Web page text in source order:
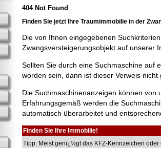
404 Not Found
Finden Sie jetzt Ihre Traumimmobilie in der
Die von Ihnen eingegebenen
Zwangsversteigerungsobjekt auf unserer
Sollten Sie durch eine Suchmaschine auf
worden sein, dann ist dieser Verweis nicht
Die Suchmaschinenanzeigen können von
Erfahrungsgemäß werden die
automatisch überarbeitet und
Finden Sie Ihre Immobilie!
Tipp: Meist genï¿½gt das KFZ-Kennzeichen oder